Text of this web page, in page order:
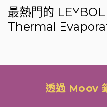
最熱門的
Thermal
透過 Moov